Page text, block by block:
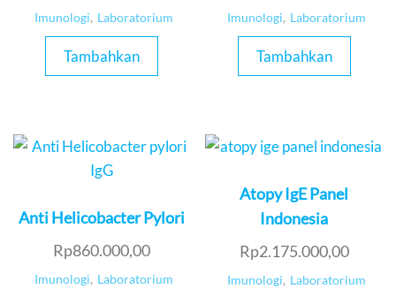
Imunologi, Laboratorium
Tambahkan
Imunologi, Laboratorium
Tambahkan
Anti Helicobacter Pylori
Rp860.000,00
Imunologi, Laboratorium
Atopy IgE Panel
Indonesia
Rp2.175.000,00
Imunologi, Laboratorium